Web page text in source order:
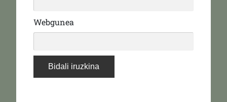
Webgunea